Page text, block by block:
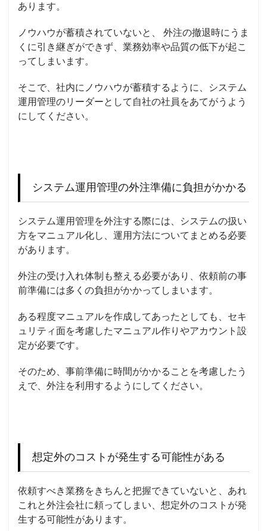
あります。
ノウハウが蓄積されていないと、 外注の撤退時にうま
くに引き継ぎができず、業務効率や品質の低下が起こ
ってしまいます。
そこで、社内にノウハウが蓄積するように、システム
運用管理のリーダーとして自社の社員をあてがうよう
にしてください。
システム運用管理の外注準備に負担がかかる
システム運用管理を外注する際には、システムの扱い
方をマニュアル化し、運用方法についてまとめる必要
があります。
外注の受け入れ体制も整える必要があり、依頼前の事
前準備には多くの負担がかかってしまいます。
ある程度マニュアルを作成してあったとしても、 セキ
ュリティ面を考慮したマニュアル作り やアカウント設
定が必要です。
そのため、事前準備に時間がかかることを考慮したう
えで、外注を利用するようにしてください。
想定外のコストが発生する可能性がある
依頼すべき業務をきちんと把握できていないと、あれ
これと外注会社に頼ってしまい、想定外のコストが発
生する可能性があります。